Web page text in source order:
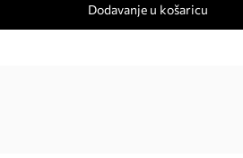
Dodavanje u košaricu